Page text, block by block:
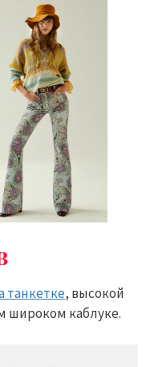
танкетке, высокой
широком каблуке.